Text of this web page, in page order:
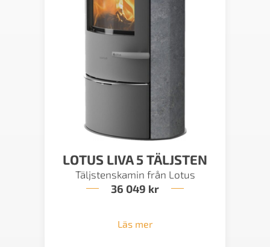
LOTUS LIVA 5 TÄLJSTEN
Täljstenskamin från Lotus
36 049 kr
Läs mer